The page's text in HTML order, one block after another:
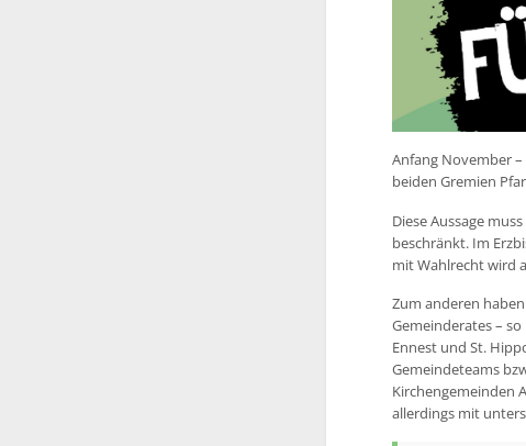
Anfang November
beiden Gremien
Diese Aussage
beschränkt. Im
mit Wahlrecht wird
Zum anderen
Gemeinderates –
Ennest und St.
Gemeindeteams
Kirchengemeinden
allerdings mit